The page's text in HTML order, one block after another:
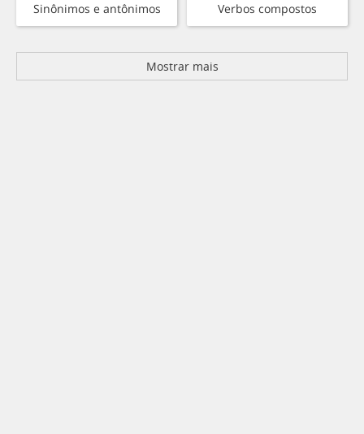
Sinônimos e antônimos Verbos compostos
Mostrar mais